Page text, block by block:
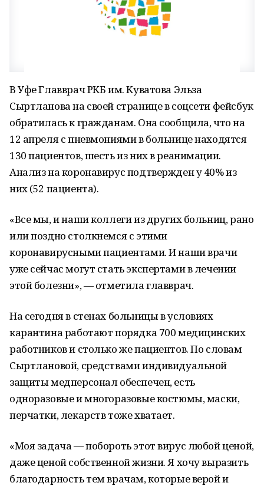
В Уфе Главврач РКБ им. Куватова Эльза
Сыртланова на своей странице в соцсети фейсбук
обратилась к гражданам. Она сообщила, что на
12 апреля с пневмониями в больнице находятся
130 пациентов, шесть из них в реанимации.
Анализ на коронавирус подтвержден у 40% из
них (52 пациента).
«Все мы, и наши коллеги из других больниц, рано
или поздно столкнемся с этими
коронавирусными пациентами. И наши врачи
уже сейчас могут стать экспертами в лечении
этой болезни», — отметила главврач.
На сегодня в стенах больницы в условиях
карантина работают порядка 700 медицинских
работников и столько же пациентов. По словам
Сыртлановой, средствами индивидуальной
защиты медперсонал обеспечен, есть
одноразовые и многоразовые костюмы, маски,
перчатки, лекарств тоже хватает.
«Моя задача — побороть этот вирус любой ценой,
даже ценой собственной жизни. Я хочу выразить
благодарность тем врачам, которые верой и